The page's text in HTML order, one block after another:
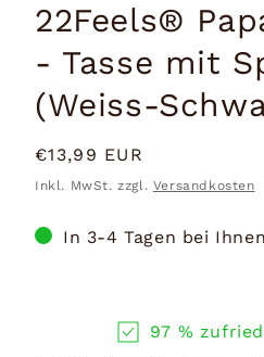
22Feels®
- Tasse mit
(Weiss-
Normaler
Preis
€13,99 EUR
Inkl. MwSt. zzgl. Versandkosten
In 3-4 Tagen bei
97 %